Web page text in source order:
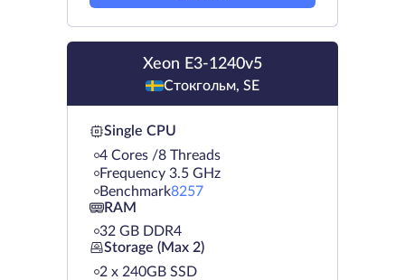
Xeon E3-1240v5
Стокгольм, SE
Single CPU
4 Cores /8 Threads
Frequency 3.5 GHz
Benchmark8257
RAM
32 GB DDR4
Storage (Max 2)
2 х 240GB SSD